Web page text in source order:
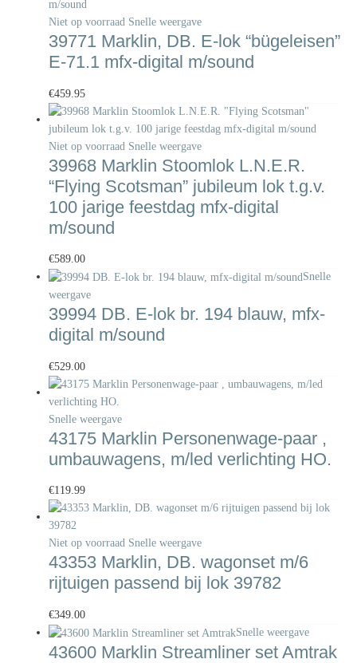
Niet op voorraad Snelle weergave
39771 Marklin, DB. E-lok “bügeleisen”
E-71.1 mfx-digital m/sound
€459.95
Niet op voorraad Snelle weergave
39968 Marklin Stoomlok L.N.E.R.
“Flying Scotsman” jubileum lok t.g.v.
100 jarige feestdag mfx-digital
m/sound
€589.00
Snelle
weergave
39994 DB. E-lok br. 194 blauw, mfx-
digital m/sound
€529.00
Snelle weergave
43175 Marklin Personenwage-paar ,
umbauwagens, m/led verlichting HO.
€119.99
Niet op voorraad Snelle weergave
43353 Marklin, DB. wagonset m/6
rijtuigen passend bij lok 39782
€349.00
Snelle weergave
43600 Marklin Streamliner set Amtrak